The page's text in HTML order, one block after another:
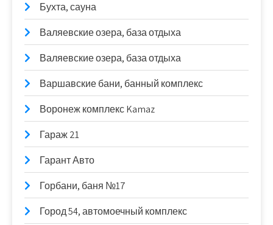
Бухта, сауна
Валяевские озера, база отдыха
Валяевские озера, база отдыха
Варшавские бани, банный комплекс
Воронеж комплекс Kamaz
Гараж 21
Гарант Авто
Горбани, баня №17
Город 54, автомоечный комплекс